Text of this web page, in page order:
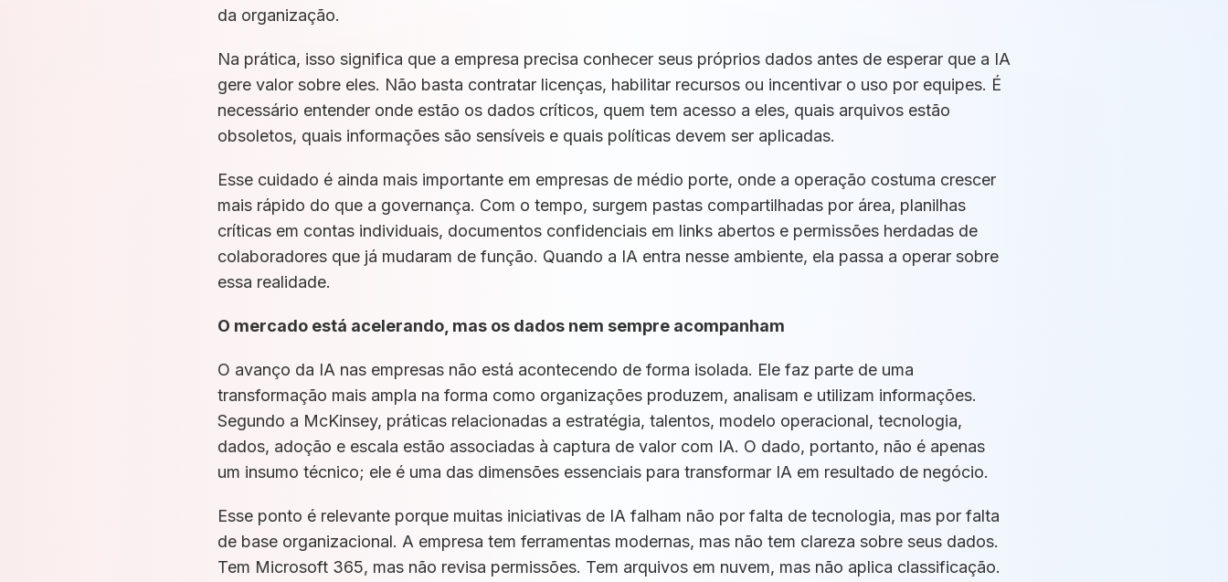
da organização.
Na prática, isso significa que a empresa precisa conhecer seus próprios dados antes de esperar que a IA
gere valor sobre eles. Não basta contratar licenças, habilitar recursos ou incentivar o uso por equipes. É
necessário entender onde estão os dados críticos, quem tem acesso a eles, quais arquivos estão
obsoletos, quais informações são sensíveis e quais políticas devem ser aplicadas.
Esse cuidado é ainda mais importante em empresas de médio porte, onde a operação costuma crescer
mais rápido do que a governança. Com o tempo, surgem pastas compartilhadas por área, planilhas
críticas em contas individuais, documentos confidenciais em links abertos e permissões herdadas de
colaboradores que já mudaram de função. Quando a IA entra nesse ambiente, ela passa a operar sobre
essa realidade.
O mercado está acelerando, mas os dados nem sempre acompanham
O avanço da IA nas empresas não está acontecendo de forma isolada. Ele faz parte de uma
transformação mais ampla na forma como organizações produzem, analisam e utilizam informações.
Segundo a McKinsey, práticas relacionadas a estratégia, talentos, modelo operacional, tecnologia,
dados, adoção e escala estão associadas à captura de valor com IA. O dado, portanto, não é apenas
um insumo técnico; ele é uma das dimensões essenciais para transformar IA em resultado de negócio.
Esse ponto é relevante porque muitas iniciativas de IA falham não por falta de tecnologia, mas por falta
de base organizacional. A empresa tem ferramentas modernas, mas não tem clareza sobre seus dados.
Tem Microsoft 365, mas não revisa permissões. Tem arquivos em nuvem, mas não aplica classificação.